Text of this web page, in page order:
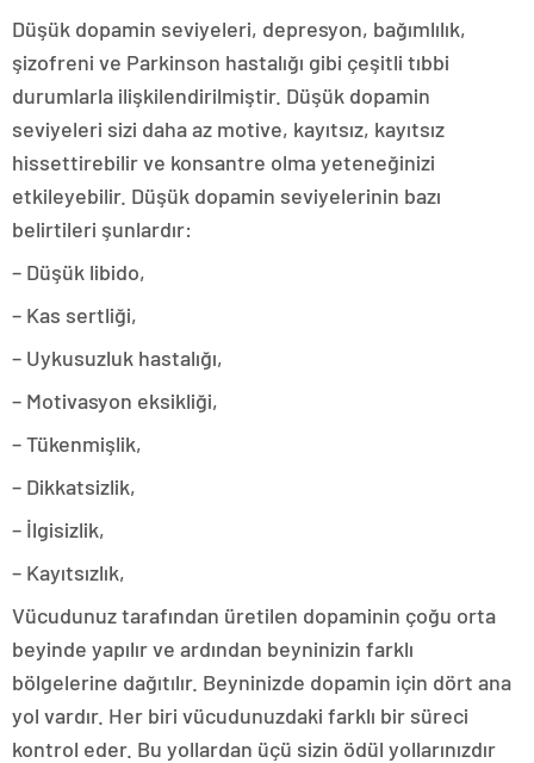
Düşük dopamin seviyeleri, depresyon, bağımlılık,
şizofreni ve Parkinson hastalığı gibi çeşitli tıbbi
durumlarla ilişkilendirilmiştir. Düşük dopamin
seviyeleri sizi daha az motive, kayıtsız, kayıtsız
hissettirebilir ve konsantre olma yeteneğinizi
etkileyebilir. Düşük dopamin seviyelerinin bazı
belirtileri şunlardır:
– Düşük libido,
– Kas sertliği,
– Uykusuzluk hastalığı,
– Motivasyon eksikliği,
– Tükenmişlik,
– Dikkatsizlik,
– İlgisizlik,
– Kayıtsızlık,
Vücudunuz tarafından üretilen dopaminin çoğu orta
beyinde yapılır ve ardından beyninizin farklı
bölgelerine dağıtılır. Beyninizde dopamin için dört ana
yol vardır. Her biri vücudunuzdaki farklı bir süreci
kontrol eder. Bu yollardan üçü sizin ödül yollarınızdır